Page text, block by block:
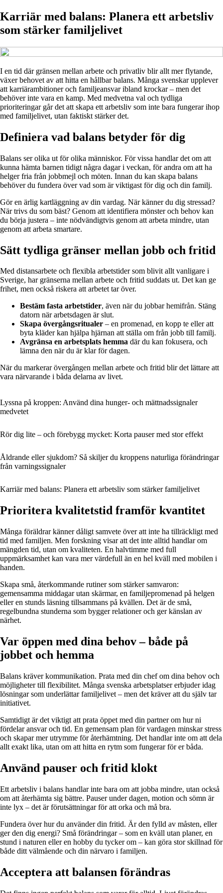
Karriär med balans: Planera ett arbetsliv
som stärker familjelivet
I en tid där gränsen mellan arbete och privatliv blir allt mer flytande,
växer behovet av att hitta en hållbar balans. Många svenskar upplever
att karriärambitioner och familjeansvar ibland krockar – men det
behöver inte vara en kamp. Med medvetna val och tydliga
prioriteringar går det att skapa ett arbetsliv som inte bara fungerar ihop
med familjelivet, utan faktiskt stärker det.
Definiera vad balans betyder för dig
Balans ser olika ut för olika människor. För vissa handlar det om att
kunna hämta barnen tidigt några dagar i veckan, för andra om att ha
helger fria från jobbmejl och möten. Innan du kan skapa balans
behöver du fundera över vad som är viktigast för dig och din familj.
Gör en ärlig kartläggning av din vardag. När känner du dig stressad?
När trivs du som bäst? Genom att identifiera mönster och behov kan
du börja justera – inte nödvändigtvis genom att arbeta mindre, utan
genom att arbeta smartare.
Sätt tydliga gränser mellan jobb och fritid
Med distansarbete och flexibla arbetstider som blivit allt vanligare i
Sverige, har gränserna mellan arbete och fritid suddats ut. Det kan ge
frihet, men också riskera att arbetet tar över.
Bestäm fasta arbetstider, även när du jobbar hemifrån. Stäng
datorn när arbetsdagen är slut.
Skapa övergångsritualer – en promenad, en kopp te eller att
byta kläder kan hjälpa hjärnan att ställa om från jobb till familj.
Avgränsa en arbetsplats hemma där du kan fokusera, och
lämna den när du är klar för dagen.
När du markerar övergången mellan arbete och fritid blir det lättare att
vara närvarande i båda delarna av livet.
Lyssna på kroppen: Använd dina hunger- och mättnadssignaler
medvetet
Rör dig lite – och förebygg mycket: Korta pauser med stor effekt
Åldrande eller sjukdom? Så skiljer du kroppens naturliga förändringar
från varningssignaler
Karriär med balans: Planera ett arbetsliv som stärker familjelivet
Prioritera kvalitetstid framför kvantitet
Många föräldrar känner dåligt samvete över att inte ha tillräckligt med
tid med familjen. Men forskning visar att det inte alltid handlar om
mängden tid, utan om kvaliteten. En halvtimme med full
uppmärksamhet kan vara mer värdefull än en hel kväll med mobilen i
handen.
Skapa små, återkommande rutiner som stärker samvaron:
gemensamma middagar utan skärmar, en familjepromenad på helgen
eller en stunds läsning tillsammans på kvällen. Det är de små,
regelbundna stunderna som bygger relationer och ger känslan av
närhet.
Var öppen med dina behov – både på
jobbet och hemma
Balans kräver kommunikation. Prata med din chef om dina behov och
möjligheter till flexibilitet. Många svenska arbetsplatser erbjuder idag
lösningar som underlättar familjelivet – men det kräver att du själv tar
initiativet.
Samtidigt är det viktigt att prata öppet med din partner om hur ni
fördelar ansvar och tid. En gemensam plan för vardagen minskar stress
och skapar mer utrymme för återhämtning. Det handlar inte om att dela
allt exakt lika, utan om att hitta en rytm som fungerar för er båda.
Använd pauser och fritid klokt
Ett arbetsliv i balans handlar inte bara om att jobba mindre, utan också
om att återhämta sig bättre. Pauser under dagen, motion och sömn är
inte lyx – det är förutsättningar för att orka och må bra.
Fundera över hur du använder din fritid. Är den fylld av måsten, eller
ger den dig energi? Små förändringar – som en kväll utan planer, en
stund i naturen eller en hobby du tycker om – kan göra stor skillnad för
både ditt välmående och din närvaro i familjen.
Acceptera att balansen förändras